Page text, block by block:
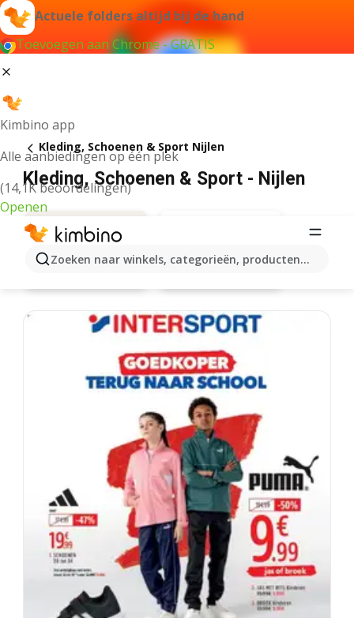
Actuele folders altijd bij de hand
Toevoegen aan Chrome - GRATIS
Kimbino app
Alle aanbiedingen op één plek
(14,1K beoordelingen)
Openen
Zoeken naar winkels, categorieën, producten...
Kleding, Schoenen & Sport Nijlen
Kleding, Schoenen & Sport - Nijlen